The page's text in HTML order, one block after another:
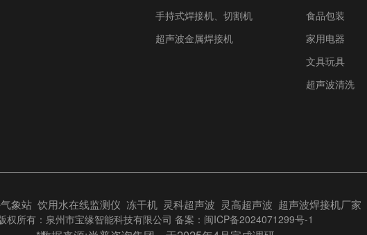
手持式焊接机、切割机
超声波金属焊接机
食品包装
家用电器
文具玩具
超声波清洗
象站 饮用水在线监测仪 冻干机 灵科超声波 灵高超声波 超声波焊接机厂家
权所有：泉州市宝缘智能科技有限公司 备案： 闽ICP备2024071299号-1